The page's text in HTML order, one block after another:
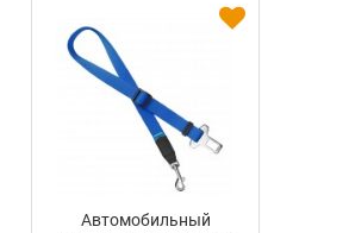
Автомобильный